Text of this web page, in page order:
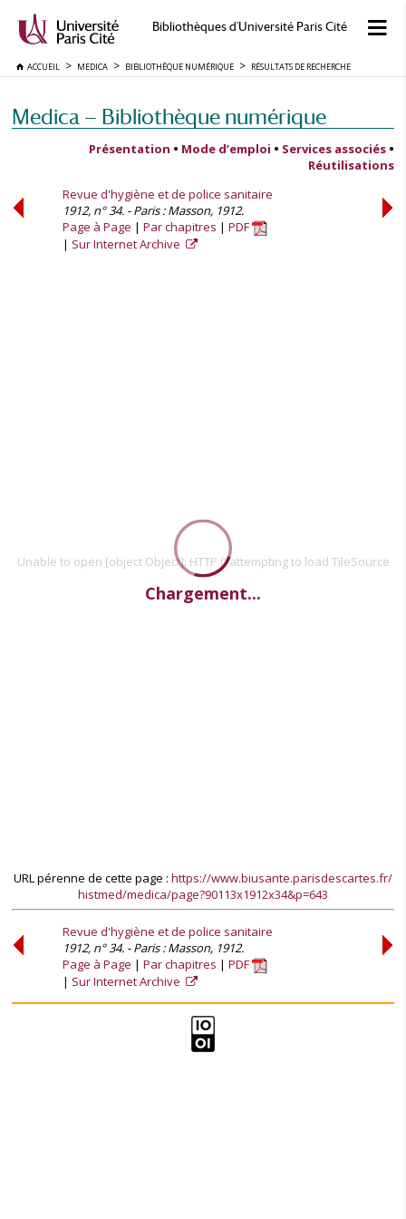
Bibliothèques d'Université Paris Cité
ACCUEIL MEDICA BIBLIOTHÈQUE NUMÉRIQUE RÉSULTATS DE RECHERCHE
Medica — Bibliothèque numérique
Présentation • Mode d’emploi • Services associés •
Réutilisations
Revue d'hygiène et de police sanitaire
1912, n° 34. - Paris : Masson, 1912.
Page à Page
Par chapitres
PDF
Sur Internet Archive
Unable to open [object Object]: HTTP 0 attempting to load TileSource
Chargement...
URL pérenne de cette page : https://www.biusante.parisdescartes.fr/
histmed/medica/page?90113x1912x34&p=643
Revue d'hygiène et de police sanitaire
1912, n° 34. - Paris : Masson, 1912.
Page à Page
Par chapitres
PDF
Sur Internet Archive